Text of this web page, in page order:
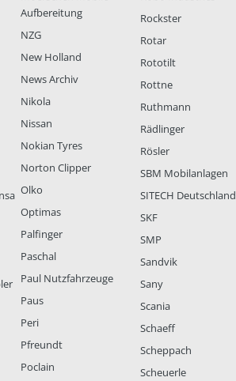
Aufbereitung
NZG
New Holland
News Archiv
Nikola
Nissan
Nokian Tyres
Norton Clipper
Olko
Optimas
Palfinger
Paschal
Paul Nutzfahrzeuge
Paus
Peri
Pfreundt
Poclain
Rockster
Rotar
Rototilt
Rottne
Ruthmann
Rädlinger
Rösler
SBM Mobilanlagen
SITECH Deutschland
SKF
SMP
Sandvik
Sany
Scania
Schaeff
Scheppach
Scheuerle